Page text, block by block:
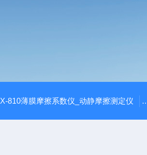
X-810薄膜摩擦系数仪_动静摩擦测定仪